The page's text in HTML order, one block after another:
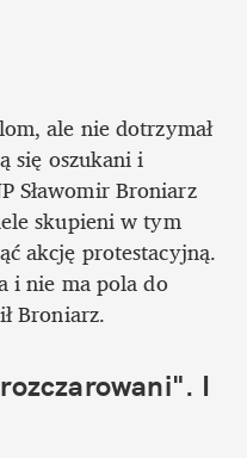
ale nie dotrzymał
się oszukani i
Sławomir Broniarz
skupieni w tym
akcję protestacyjną.
i nie ma pola do
Broniarz.
I